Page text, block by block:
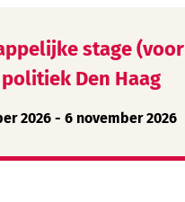
stage (voor
Den Haag
2026 - 6 november 2026